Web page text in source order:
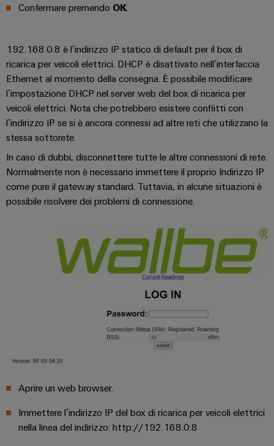
quadri
macchine
Soluzioni
per
vari
settori
della
macchina
e
di
fabbrica
Stoccaggio
Soluzioni
prodotti
Trasmissione
distribuzione
e
sicurezza
Produttore
apparecchiature
originali
(OEM)
Industrial
Pannelli
touch
Strumenti
di
progettazione
e
visualizzazione
Misurazione
dell'energia
Industrial
AI
servizi
easyConnect
Workplace
Confermare premendo OK.
192.168.0.8 è l’indirizzo IP statico di default per il box di
ricarica per veicoli elettrici. DHCP è disattivato nell’interfaccia
Ethernet al momento della consegna. È possibile modificare
l’impostazione DHCP nel server web del box di ricarica per
veicoli elettrici. Nota che potrebbero esistere conflitti con
l’indirizzo IP se si è ancora connessi ad altre reti che utilizzano la
stessa sottorete.
In caso di dubbi, disconnettere tutte le altre connessioni di rete.
Normalmente non è necessario immettere il proprio Indirizzo IP
come pure il gateway standard. Tuttavia, in alcune situazioni è
possibile risolvere dei problemi di connessione.
Aprire un web browser.
Immettere l’indirizzo IP del box di ricarica per veicoli elettrici
nella linea del indirizzo: http://192.168.0.8